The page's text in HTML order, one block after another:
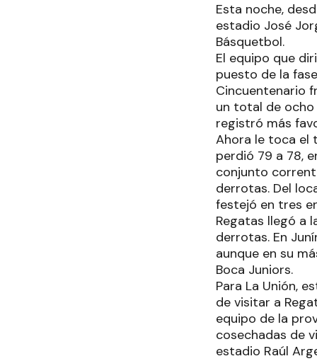
Esta noche,
estadio José
Básquetbol.
El equipo que
puesto de la
Cincuentenario
un total de ocho
registró más
Ahora le toca el
perdió 79 a 78,
conjunto
derrotas. Del
festejó en tres
Regatas llegó a
derrotas. En
aunque en su
Boca Juniors.
Para La Unión,
de visitar a
equipo de la
cosechadas de
estadio Raúl